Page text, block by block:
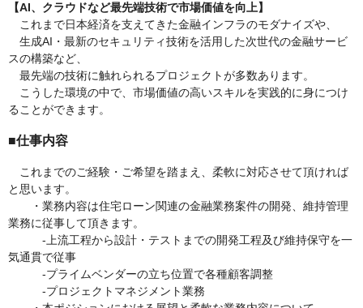
【AI、クラウドなど最先端技術で市場価値を向上】
これまで日本経済を支えてきた金融インフラのモダナイズや、
生成AI・最新のセキュリティ技術を活用した次世代の金融サービ
スの構築など、
最先端の技術に触れられるプロジェクトが多数あります。
こうした環境の中で、市場価値の高いスキルを実践的に身につけ
ることができます。
■仕事内容
これまでのご経験・ご希望を踏まえ、柔軟に対応させて頂ければ
と思います。
・業務内容は住宅ローン関連の金融業務案件の開発、維持管理
業務に従事して頂きます。
-上流工程から設計・テストまでの開発工程及び維持保守を一
気通貫で従事
-プライムベンダーの立ち位置で各種顧客調整
-プロジェクトマネジメント業務